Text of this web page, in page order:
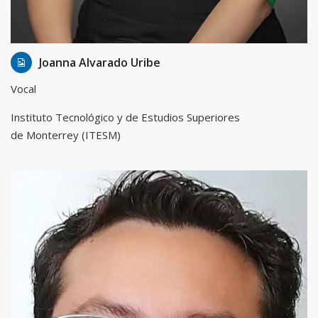
17 Jan, 2016
Joanna Alvarado Uribe
Vocal
Instituto Tecnológico y de Estudios Superiores
de Monterrey (ITESM)